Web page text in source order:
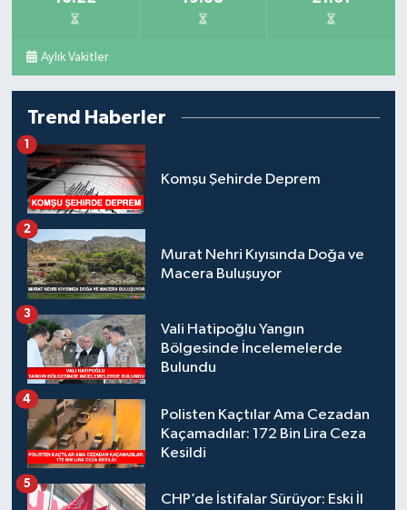
Aylık Vakitler
Trend Haberler
Komşu Şehirde Deprem
1
Murat Nehri Kıyısında Doğa ve
Macera Buluşuyor
2
Vali Hatipoğlu Yangın
Bölgesinde İncelemelerde
Bulundu
3
Polisten Kaçtılar Ama Cezadan
Kaçamadılar: 172 Bin Lira Ceza
Kesildi
4
CHP’de İstifalar Sürüyor: Eski İl
5